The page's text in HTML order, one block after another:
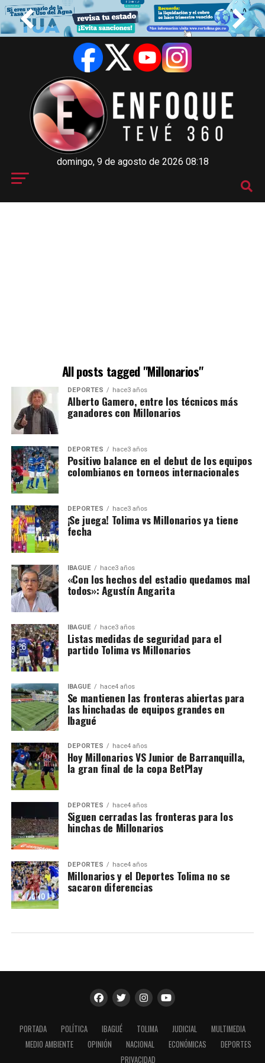
domingo, 9 de agosto de 2026 08:18
All posts tagged "Millonarios"
DEPORTES hace3 años
Alberto Gamero, entre los técnicos más
ganadores con Millonarios
DEPORTES hace3 años
Positivo balance en el debut de los equipos
colombianos en torneos internacionales
DEPORTES hace3 años
¡Se juega! Tolima vs Millonarios ya tiene
fecha
IBAGUÉ hace3 años
«Con los hechos del estadio quedamos mal
todos»: Agustín Angarita
IBAGUÉ hace3 años
Listas medidas de seguridad para el
partido Tolima vs Millonarios
IBAGUÉ hace4 años
Se mantienen las fronteras abiertas para
las hinchadas de equipos grandes en
Ibagué
DEPORTES hace4 años
Hoy Millonarios VS Junior de Barranquilla,
la gran final de la copa BetPlay
DEPORTES hace4 años
Siguen cerradas las fronteras para los
hinchas de Millonarios
DEPORTES hace4 años
Millonarios y el Deportes Tolima no se
sacaron diferencias
PORTADA POLÍTICA IBAGUÉ TOLIMA JUDICIAL
MULTIMEDIA
MEDIO AMBIENTE
OPINIÓN NACIONAL ECONÓMICAS
DEPORTES
PRIVACIDAD